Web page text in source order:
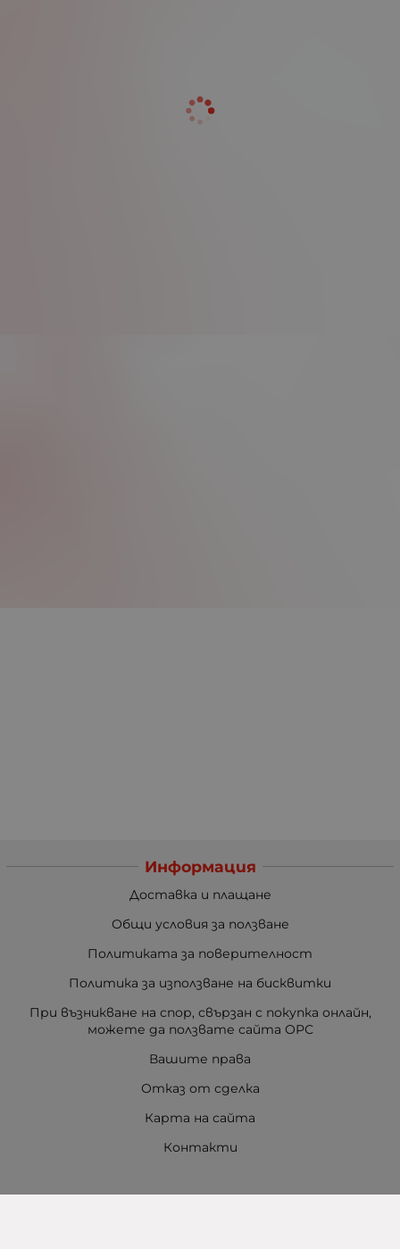
Информация
Доставка и плащане
Общи условия за ползване
Политиката за поверителност
Политика за използване на бисквитки
При възникване на спор, свързан с покупка онлайн,
можете да ползвате сайта ОРС
Вашите права
Отказ от сделка
Карта на сайта
Контакти
Контакти